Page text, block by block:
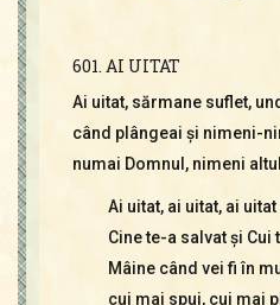
601. AI UITAT
Ai uitat, sărmane suflet,
când plângeai şi nimeni-
numai Domnul, nimeni
Ai uitat, ai uitat, ai uitat
Cine te-a salvat şi
Mâine când vei fi în
cui mai spui, cui mai